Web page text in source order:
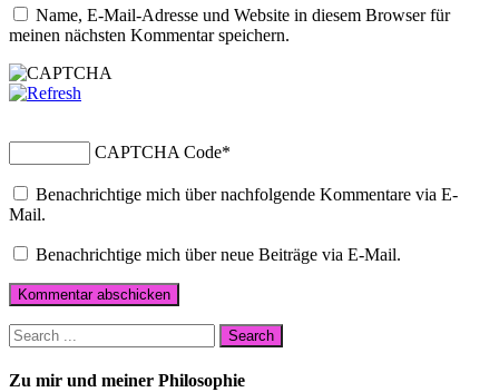
Name, E-Mail-Adresse und Website in diesem Browser für
meinen nächsten Kommentar speichern.
CAPTCHA Code*
Benachrichtige mich über nachfolgende Kommentare via E-
Mail.
Benachrichtige mich über neue Beiträge via E-Mail.
Zu mir und meiner Philosophie